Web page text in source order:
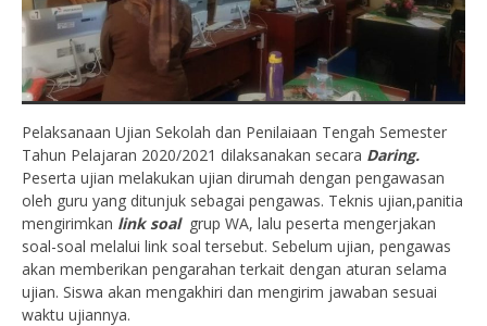
Pelaksanaan Ujian Sekolah dan Penilaiaan Tengah Semester
Tahun Pelajaran 2020/2021 dilaksanakan secara Daring.
Peserta ujian melakukan ujian dirumah dengan pengawasan
oleh guru yang ditunjuk sebagai pengawas. Teknis ujian,panitia
mengirimkan link soal grup WA, lalu peserta mengerjakan
soal-soal melalui link soal tersebut. Sebelum ujian, pengawas
akan memberikan pengarahan terkait dengan aturan selama
ujian. Siswa akan mengakhiri dan mengirim jawaban sesuai
waktu ujiannya.